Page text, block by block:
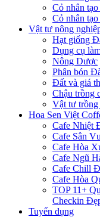
Cỏ nhân
Cỏ nhân
Vật tư nông
Hạt giống
Dụng cụ
Nông Dược
Phân bón
Đất và giá
Chậu trồng
Vật tư
Hoa Sen Việt
Cafe Nhiệt
Cafe Sân
Cafe Hòa
Cafe Ngũ
Cafe Chill
Cafe Hòa
TOP 11+
Checkin
Tuyển dụng